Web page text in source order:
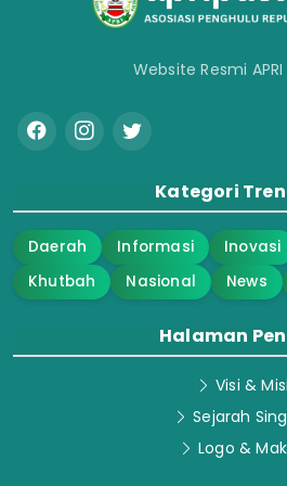
Website Resmi
Kategori
Daerah Informasi Inovasi
Khutbah
Nasional News
Halaman
Visi & Misi
Sejarah
Logo &